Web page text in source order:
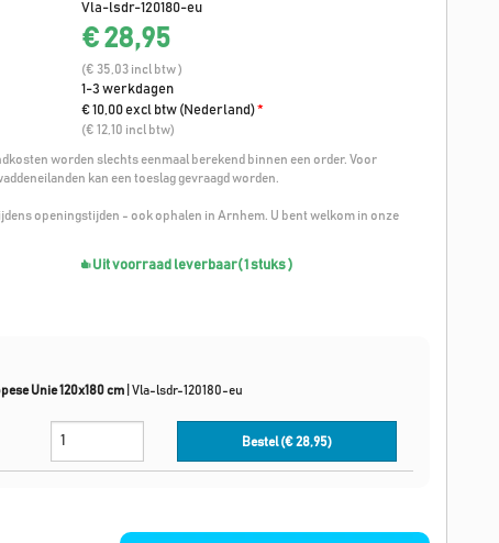
Vla-lsdr-120180-eu
€ 28,95
(€ 35,03 incl btw )
1-3 werkdagen
€ 10,00 excl btw (Nederland)*
(€ 12,10 incl btw)
worden slechts eenmaal berekend binnen een order. Voor
kan een toeslag gevraagd worden.
openingstijden - ook ophalen in Arnhem. U bent welkom in onze
Uit voorraad leverbaar( 1 stuks )
Unie 120x180 cm Vla-lsdr-120180-eu
Bestel (€28,95)